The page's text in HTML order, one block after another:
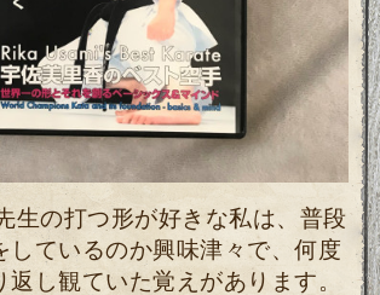
生の打つ形が好きな私は、普段
しているのか興味津々で、何度
返し観ていた覚えがあります。